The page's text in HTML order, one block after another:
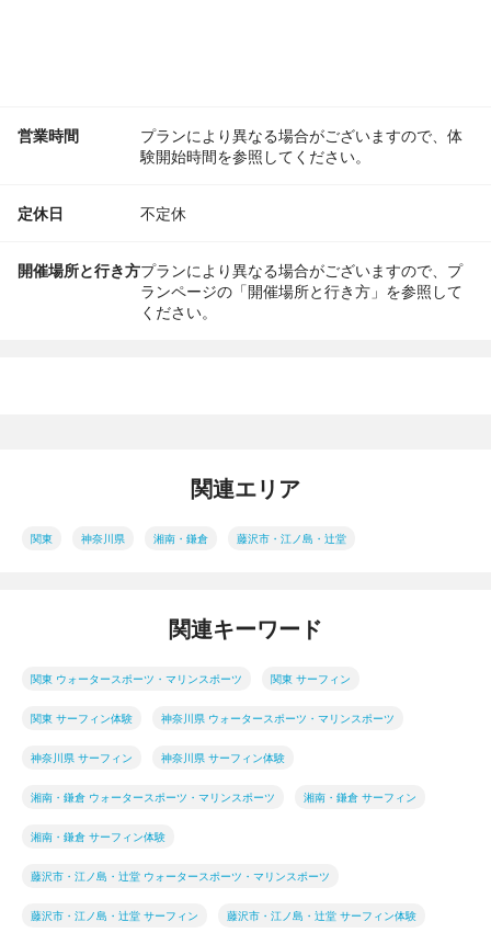
営業時間
プランにより異なる場合がございますので、体
験開始時間を参照してください。
定休日 不定休
開催場所と行き方プランにより異なる場合がございますので、プ
ランページの「開催場所と行き方」を参照して
ください。
関連エリア
関東 神奈川県 湘南・鎌倉 藤沢市・江ノ島・辻堂
関連キーワード
関東 ウォータースポーツ・マリンスポーツ 関東 サーフィン
関東 サーフィン体験 神奈川県 ウォータースポーツ・マリンスポーツ
神奈川県 サーフィン 神奈川県 サーフィン体験
湘南・鎌倉 ウォータースポーツ・マリンスポーツ 湘南・鎌倉 サーフィン
湘南・鎌倉 サーフィン体験
藤沢市・江ノ島・辻堂 ウォータースポーツ・マリンスポーツ
藤沢市・江ノ島・辻堂 サーフィン 藤沢市・江ノ島・辻堂 サーフィン体験